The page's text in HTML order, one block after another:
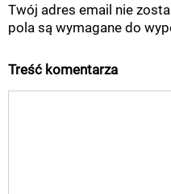
Twój adres email nie
pola są wymagane do
Treść komentarza